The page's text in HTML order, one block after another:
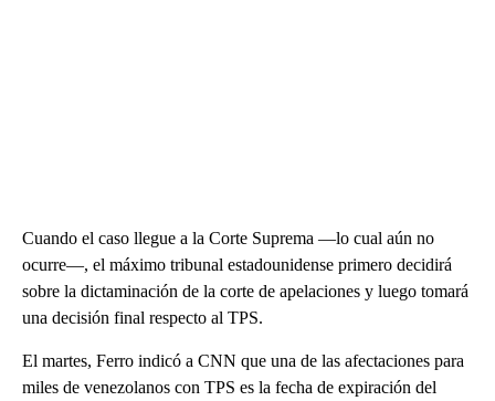
Cuando el caso llegue a la Corte Suprema —lo cual aún no
ocurre—, el máximo tribunal estadounidense primero decidirá
sobre la dictaminación de la corte de apelaciones y luego tomará
una decisión final respecto al TPS.
El martes, Ferro indicó a CNN que una de las afectaciones para
miles de venezolanos con TPS es la fecha de expiración del